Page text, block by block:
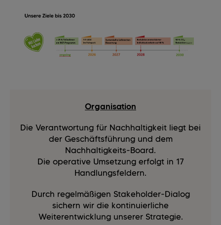
Organisation
Die Verantwortung für Nachhaltigkeit liegt bei
der Geschäftsführung und dem
Nachhaltigkeits-Board.
Die operative Umsetzung erfolgt in 17
Handlungsfeldern.
Durch regelmäßigen Stakeholder-Dialog
sichern wir die kontinuierliche
Weiterentwicklung unserer Strategie.